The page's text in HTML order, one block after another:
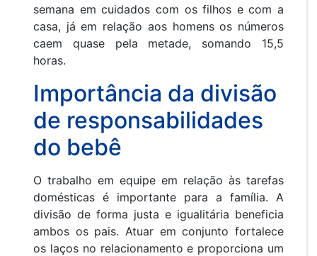
semana em cuidados com os filhos e com a
casa, já em relação aos homens os números
caem quase pela metade, somando 15,5
horas.
Importância da divisão
de responsabilidades
do bebê
O trabalho em equipe em relação às tarefas
domésticas é importante para a família. A
divisão de forma justa e igualitária beneficia
ambos os pais. Atuar em conjunto fortalece
os laços no relacionamento e proporciona um